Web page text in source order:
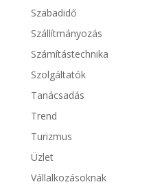
Szabadidő
Szállítmányozás
Számítástechnika
Szolgáltatók
Tanácsadás
Trend
Turizmus
Üzlet
Vállalkozásoknak